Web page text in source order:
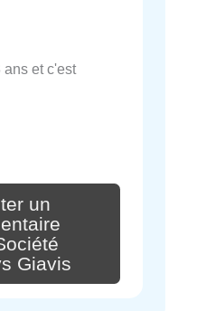
et c'est
un
Giavis